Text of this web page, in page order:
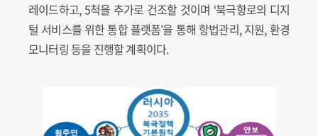
레이드하고, 5척을 추가로 건조할 것이며 ‘북극항로의 디지
털 서비스를 위한 통합 플랫폼’을 통해 항법관리, 지원, 환경
모니터링 등을 진행할 계획이다.